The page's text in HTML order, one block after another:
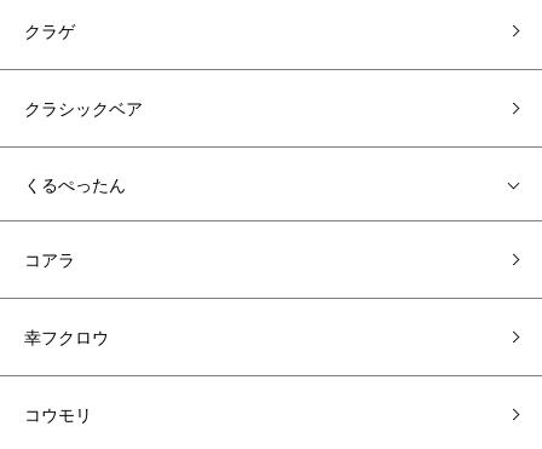
クラゲ
クラシックベア
くるぺったん
コアラ
幸フクロウ
コウモリ